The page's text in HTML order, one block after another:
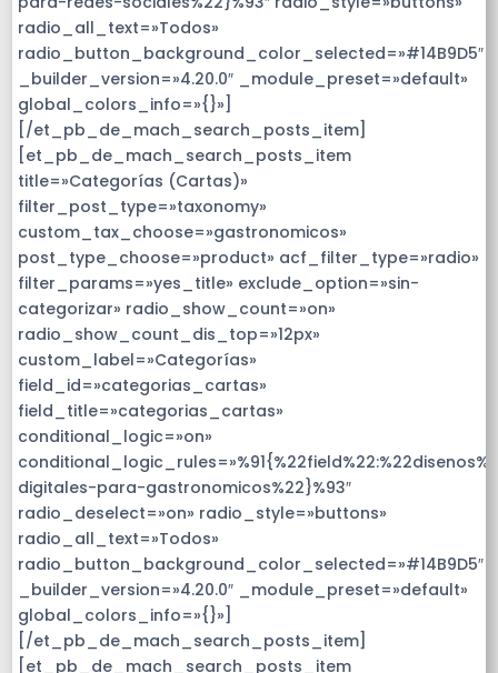
radio_all_text=»Todos»
radio_button_background_color_selected=»#14B9D5″
_builder_version=»4.20.0″ _module_preset=»default»
global_colors_info=»{}»]
[/et_pb_de_mach_search_posts_item]
[et_pb_de_mach_search_posts_item
title=»Categorías (Cartas)»
filter_post_type=»taxonomy»
custom_tax_choose=»gastronomicos»
post_type_choose=»product» acf_filter_type=»radio»
filter_params=»yes_title» exclude_option=»sin-
categorizar» radio_show_count=»on»
radio_show_count_dis_top=»12px»
custom_label=»Categorías»
field_id=»categorias_cartas»
field_title=»categorias_cartas»
conditional_logic=»on»
digitales-para-gastronomicos%22}%93″
radio_deselect=»on» radio_style=»buttons»
radio_all_text=»Todos»
radio_button_background_color_selected=»#14B9D5″
_builder_version=»4.20.0″ _module_preset=»default»
global_colors_info=»{}»]
[/et_pb_de_mach_search_posts_item]
[et_pb_de_mach_search_posts_item